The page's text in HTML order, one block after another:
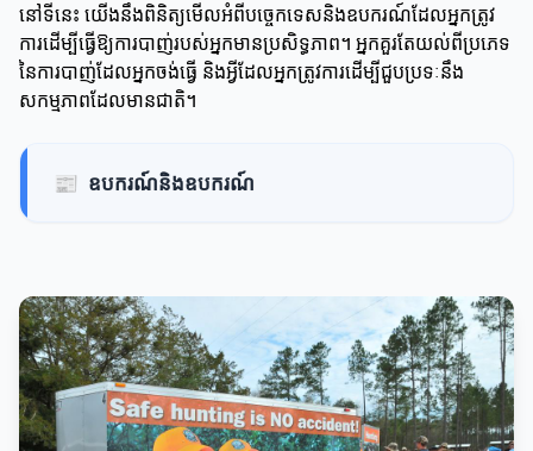
នៅទីនេះ យើងនឹងពិនិត្យមើលអំពីបច្ចេកទេសនិងឧបករណ៍ដែលអ្នកត្រូវ
ការដើម្បីធ្វើឱ្យការបាញ់របស់អ្នកមានប្រសិទ្ធភាព។ អ្នកគួរតែយល់ពីប្រភេទ
នៃការបាញ់ដែលអ្នកចង់ធ្វើ និងអ្វីដែលអ្នកត្រូវការដើម្បីជួបប្រទៈនឹង
សកម្មភាពដែលមានជាតិ។
📰 ឧបករណ៍និងឧបករណ៍